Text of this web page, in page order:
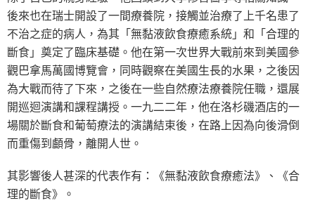
後來也在瑞士開設了一間療養院，接觸並治療了上千名患了
不治之症的病人，為其「無黏液飲食療癒系統」和「合理的
斷食」奠定了臨床基礎。他在第一次世界大戰前來到美國參
觀巴拿馬萬國博覽會，同時觀察在美國生長的水果，之後因
為大戰而待了下來，之後在一些自然療法療養院任職，還展
開巡迴演講和課程講授。一九二二年，他在洛杉磯酒店的一
場關於斷食和葡萄療法的演講結束後，在路上因為向後滑倒
而重傷到顱骨，離開人世。
其影響後人甚深的代表作有：《無黏液飲食療癒法》、《合
理的斷食》。